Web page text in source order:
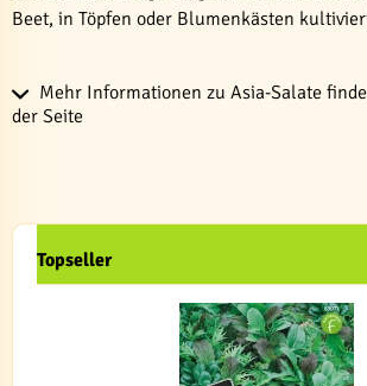
Beet, in Töpfen oder Blumenkästen
Mehr Informationen zu Asia-Salate
der Seite
Topseller